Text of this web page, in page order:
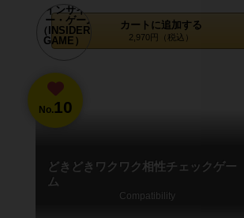
カートに追加する
2,970円（税込）
No.10
どきどきワクワク相性チェックゲー
ム
Compatibility